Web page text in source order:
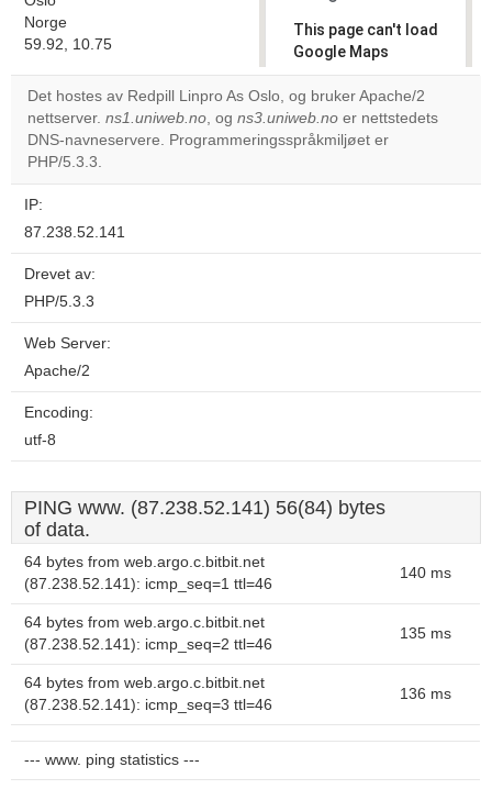
Norge
59.92, 10.75
This page can't load
Google Maps
correctly.
Do you
own this
Det hostes av Redpill Linpro As Oslo, og bruker Apache/2
nettserver. ns1.uniweb.no, og ns3.uniweb.no er nettstedets
DNS-navneservere. Programmeringsspråkmiljøet er
PHP/5.3.3.
IP:
87.238.52.141
Drevet av:
PHP/5.3.3
Web Server:
Apache/2
Encoding:
utf-8
PING www. (87.238.52.141) 56(84) bytes
of data.
64 bytes from web.argo.c.bitbit.net
(87.238.52.141): icmp_seq=1 ttl=46
140 ms
64 bytes from web.argo.c.bitbit.net
(87.238.52.141): icmp_seq=2 ttl=46
135 ms
64 bytes from web.argo.c.bitbit.net
(87.238.52.141): icmp_seq=3 ttl=46
136 ms
--- www. ping statistics ---